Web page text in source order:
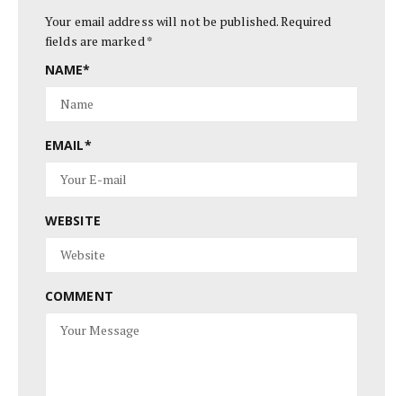
Your email address will not be published.Required
fields are marked *
NAME*
EMAIL*
WEBSITE
COMMENT